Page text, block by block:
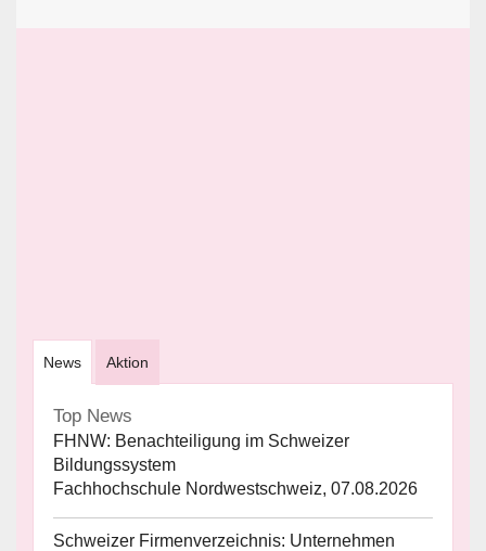
News Aktion
Top News
FHNW: Benachteiligung im Schweizer
Bildungssystem
Fachhochschule Nordwestschweiz, 07.08.2026
Schweizer Firmenverzeichnis: Unternehmen